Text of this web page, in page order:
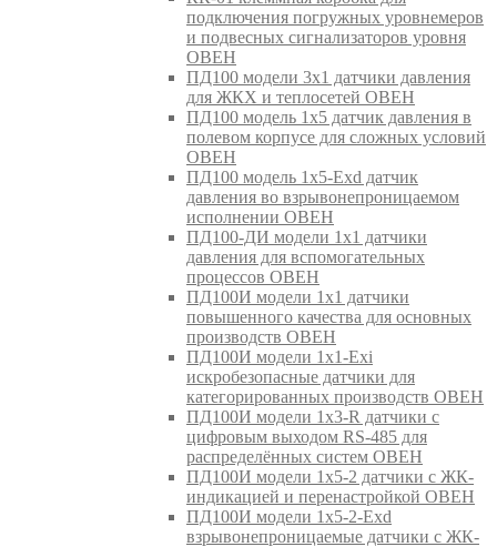
подключения погружных уровнемеров
и подвесных сигнализаторов уровня
ОВЕН
ПД100 модели 3х1 датчики давления
для ЖКХ и теплосетей ОВЕН
ПД100 модель 1х5 датчик давления в
полевом корпусе для сложных условий
ОВЕН
ПД100 модель 1х5-Exd датчик
давления во взрывонепроницаемом
исполнении ОВЕН
ПД100-ДИ модели 1х1 датчики
давления для вспомогательных
процессов ОВЕН
ПД100И модели 1х1 датчики
повышенного качества для основных
производств ОВЕН
ПД100И модели 1х1-Exi
искробезопасные датчики для
категорированных производств ОВЕН
ПД100И модели 1х3-R датчики с
цифровым выходом RS-485 для
распределённых систем ОВЕН
ПД100И модели 1х5-2 датчики с ЖК-
индикацией и перенастройкой ОВЕН
ПД100И модели 1х5-2-Exd
взрывонепроницаемые датчики с ЖК-